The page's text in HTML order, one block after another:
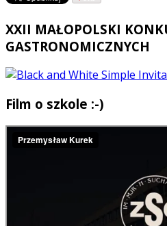
XXII MAŁOPOLSKI
GASTRONOMICZNYCH
Film o szkole :-)